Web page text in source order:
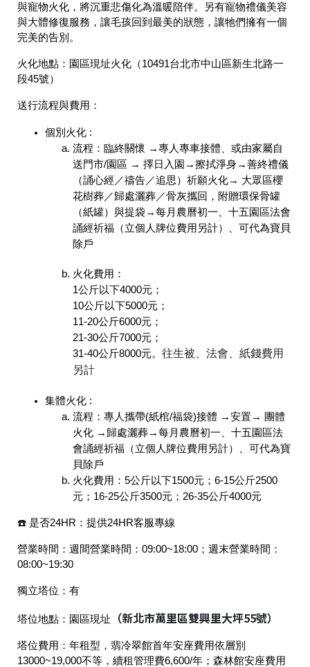
與寵物火化，將沉重悲傷化為溫暖陪伴。另有寵物禮儀美容
與大體修復服務，讓毛孩回到最美的狀態，讓牠們擁有一個
完美的告別。
火化地點： 園區現址火化（10491台北市中山區新生北路一
段45號）
送行流程與費用：
個別火化 :
流程：臨終關懷 →專人專車接體、或由家屬自
送門市/園區 → 擇日入園→擦拭淨身→善終禮儀
（誦心經／禱告／追思）祈願火化→ 大眾區櫻
花樹葬／歸處灑葬／骨灰攜回，附贈環保骨罐
（紙罐）與提袋→每月農曆初一、十五園區法會
誦經祈福（立個人牌位費用另計）、可代為寶貝
除戶
火化費用：
1公斤以下4000元；
10公斤以下5000元；
11-20公斤6000元；
21-30公斤7000元；
31-40公斤8000元。 往生被、法會、紙錢費用
另計
集體火化 :
流程：專人攜帶(紙棺/福袋)接體 →安置→ 團體
火化 →歸處灑葬→每月農曆初一、十五園區法
會誦經祈福（立個人牌位費用另計）、可代為寶
貝除戶
火化費用：5公斤以下1500元；6-15公斤2500
元；16-25公斤3500元；26-35公斤4000元
☎️ 是否24HR： 提供24HR客服專線
營業時間： 週間營業時間：09:00~18:00；週末營業時間：
08:00~19:30
獨立塔位： 有
塔位地點： 園區現址 （新北市萬里區雙興里大坪55號）
塔位費用： 年租型，翡冷翠館首年安座費用依層別
13000~19,000不等，續租管理費6,600/年；森林館安座費用